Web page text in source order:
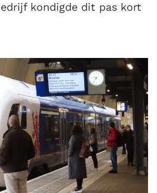
kondigde dit pas kort